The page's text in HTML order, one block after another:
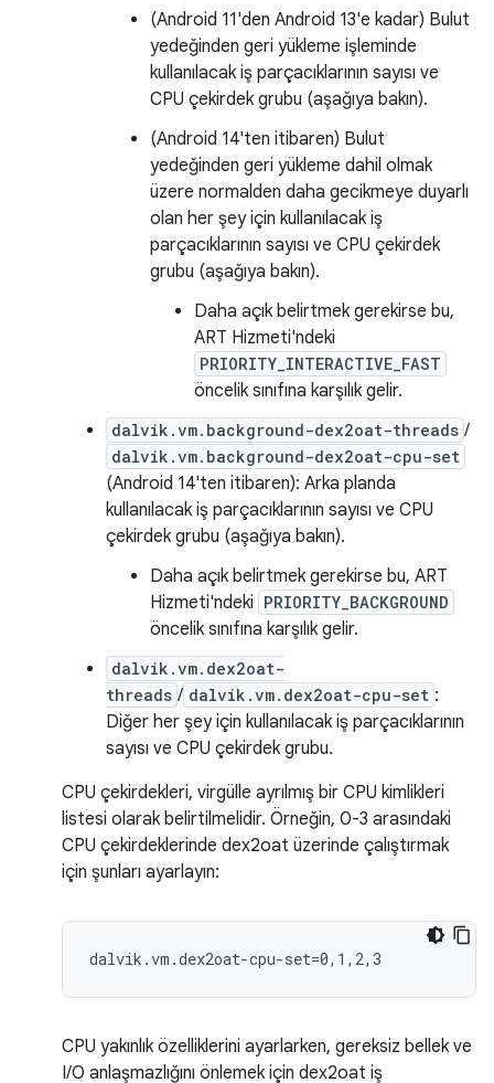
(Android 11'den Android 13'e kadar) Bulut
yedeğinden geri yükleme işleminde
kullanılacak iş parçacıklarının sayısı ve
CPU çekirdek grubu (aşağıya bakın).
(Android 14'ten itibaren) Bulut
yedeğinden geri yükleme dahil olmak
üzere normalden daha gecikmeye duyarlı
olan her şey için kullanılacak iş
parçacıklarının sayısı ve CPU çekirdek
grubu (aşağıya bakın).
Daha açık belirtmek gerekirse bu,
ART Hizmeti'ndeki
PRIORITY_INTERACTIVE_FAST
öncelik sınıfına karşılık gelir.
dalvik.vm.background-dex2oat-threads /
dalvik.vm.background-dex2oat-cpu-set
(Android 14'ten itibaren): Arka planda
kullanılacak iş parçacıklarının sayısı ve CPU
çekirdek grubu (aşağıya bakın).
Daha açık belirtmek gerekirse bu, ART
Hizmeti'ndeki PRIORITY_BACKGROUND
öncelik sınıfına karşılık gelir.
dalvik.vm.dex2oat-
threads / dalvik.vm.dex2oat-cpu-set :
Diğer her şey için kullanılacak iş parçacıklarının
sayısı ve CPU çekirdek grubu.
CPU çekirdekleri, virgülle ayrılmış bir CPU kimlikleri
listesi olarak belirtilmelidir. Örneğin, 0-3 arasındaki
CPU çekirdeklerinde dex2oat üzerinde çalıştırmak
için şunları ayarlayın:
CPU yakınlık özelliklerini ayarlarken, gereksiz bellek ve
I/O anlaşmazlığını önlemek için dex2oat iş